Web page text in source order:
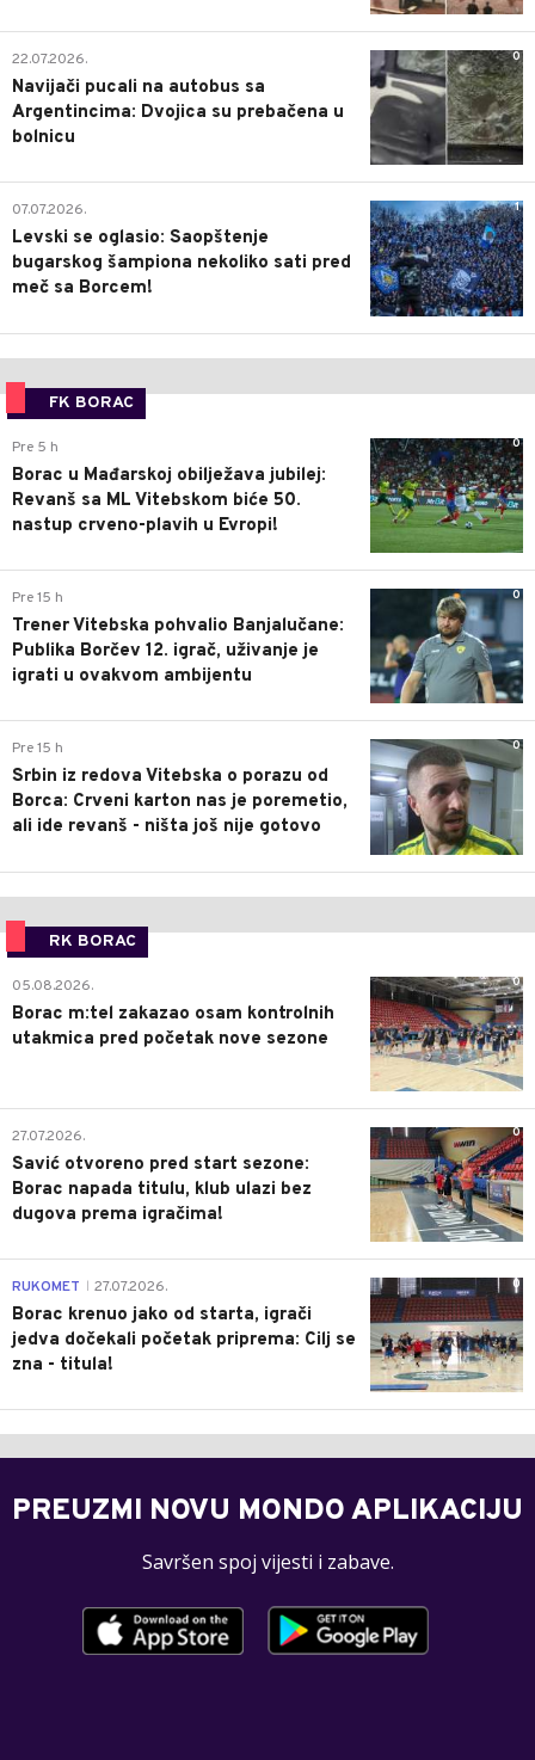
0
22.07.2026.
Navijači pucali na autobus sa
Argentincima: Dvojica su prebačena u
bolnicu
1
07.07.2026.
Levski se oglasio: Saopštenje
bugarskog šampiona nekoliko sati pred
meč sa Borcem!
FK BORAC
0
Pre 5 h
Borac u Mađarskoj obilježava jubilej:
Revanš sa ML Vitebskom biće 50.
nastup crveno-plavih u Evropi!
0
Pre 15 h
Trener Vitebska pohvalio Banjalučane:
Publika Borčev 12. igrač, uživanje je
igrati u ovakvom ambijentu
0
Pre 15 h
Srbin iz redova Vitebska o porazu od
Borca: Crveni karton nas je poremetio,
ali ide revanš - ništa još nije gotovo
RK BORAC
0
05.08.2026.
Borac m:tel zakazao osam kontrolnih
utakmica pred početak nove sezone
0
27.07.2026.
Savić otvoreno pred start sezone:
Borac napada titulu, klub ulazi bez
dugova prema igračima!
0
RUKOMET 27.07.2026.
Borac krenuo jako od starta, igrači
jedva dočekali početak priprema: Cilj se
zna - titula!
PREUZMI NOVU MONDO APLIKACIJU
Savršen spoj vijesti i zabave.